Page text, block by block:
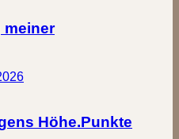
meiner
Höhe.Punkte